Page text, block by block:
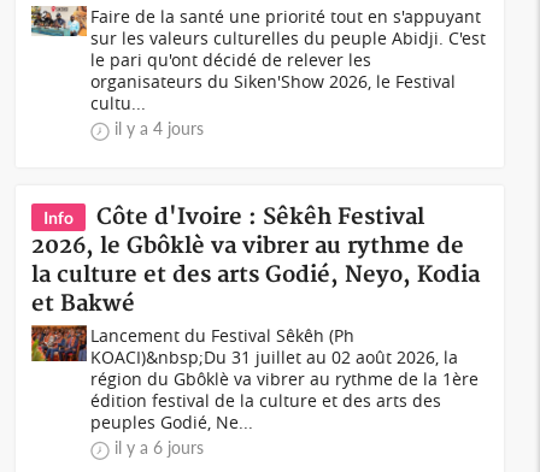
Faire de la santé une priorité tout en s'appuyant
sur les valeurs culturelles du peuple Abidji. C'est
le pari qu'ont décidé de relever les
organisateurs du Siken'Show 2026, le Festival
cultu...
il y a 4 jours
Info
Côte d'Ivoire : Sêkêh Festival
2026, le Gbôklè va vibrer au rythme de
la culture et des arts Godié, Neyo, Kodia
et Bakwé
Lancement du Festival Sêkêh (Ph
KOACI)&nbsp;Du 31 juillet au 02 août 2026, la
région du Gbôklè va vibrer au rythme de la 1ère
édition festival de la culture et des arts des
peuples Godié, Ne...
il y a 6 jours